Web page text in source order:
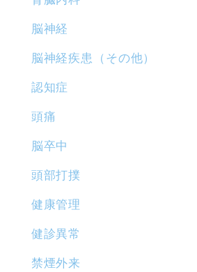
脳神経
脳神経疾患（その他）
認知症
頭痛
脳卒中
頭部打撲
健康管理
健診異常
禁煙外来